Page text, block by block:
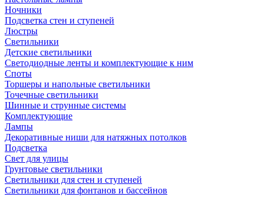
Ночники
Подсветка стен и ступеней
Люстры
Светильники
Детские светильники
Светодиодные ленты и комплектующие к ним
Споты
Торшеры и напольные светильники
Точечные светильники
Шинные и струнные системы
Комплектующие
Лампы
Декоративные ниши для натяжных потолков
Подсветка
Свет для улицы
Грунтовые светильники
Светильники для стен и ступеней
Светильники для фонтанов и бассейнов